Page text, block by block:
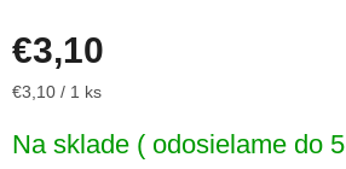
€3,10
Jednotková
€3,10 / 1 ks
Na sklade ( odosielame do